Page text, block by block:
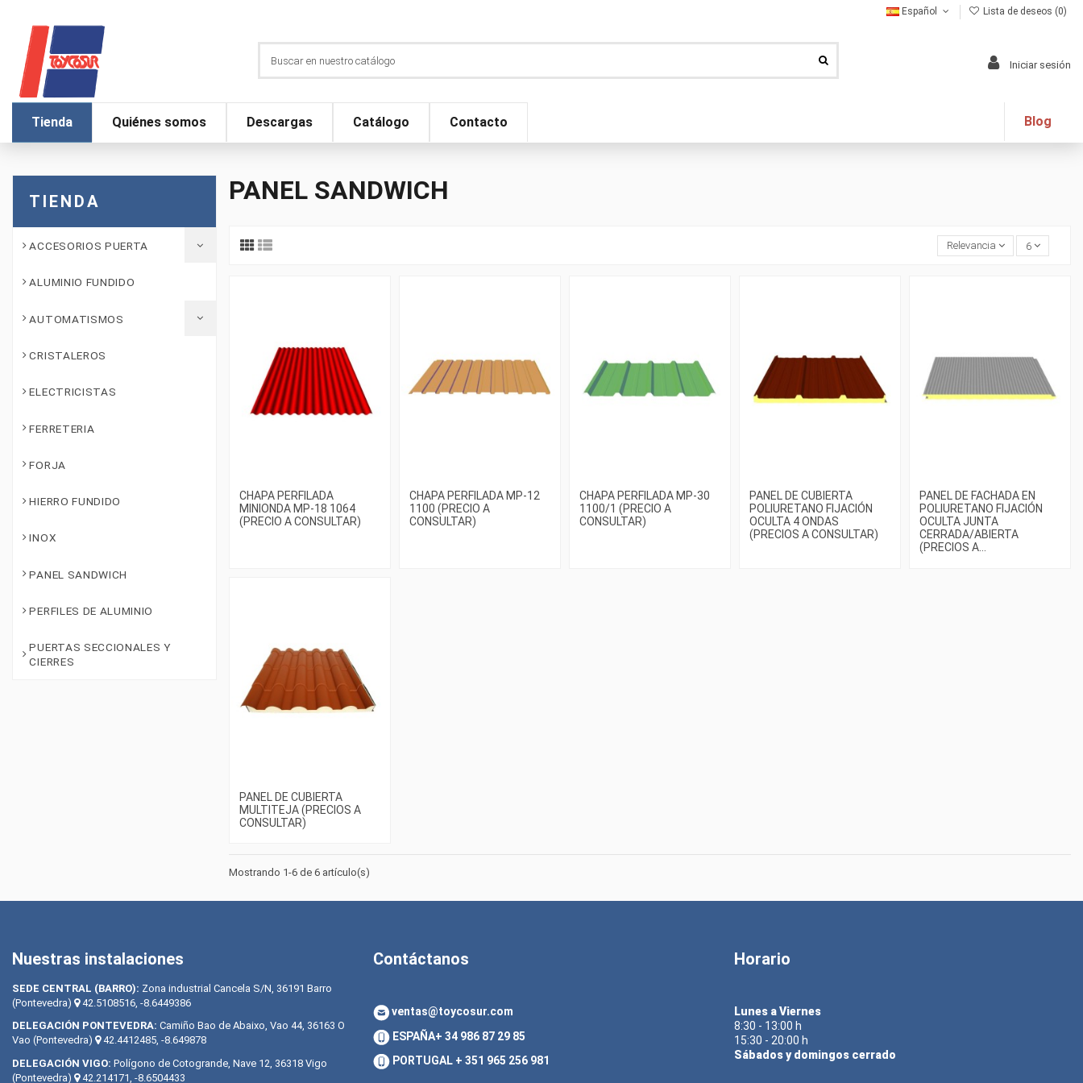
Español Lista de deseos (0)
Iniciar sesión
Tienda Quiénes somos Descargas Catálogo Contacto Blog
PANEL SANDWICH
Relevancia 6
CHAPA PERFILADA
MINIONDA MP-18 1064
(PRECIO A CONSULTAR)
CHAPA PERFILADA MP-12
1100 (PRECIO A
CONSULTAR)
CHAPA PERFILADA MP-30
1100/1 (PRECIO A
CONSULTAR)
PANEL DE CUBIERTA
POLIURETANO FIJACIÓN
OCULTA 4 ONDAS
(PRECIOS A CONSULTAR)
PANEL DE FACHADA EN
POLIURETANO FIJACIÓN
OCULTA JUNTA
CERRADA/ABIERTA
(PRECIOS A...
PANEL DE CUBIERTA
MULTITEJA (PRECIOS A
CONSULTAR)
Mostrando 1-6 de 6 artículo(s)
TIENDA
ACCESORIOS PUERTA
ALUMINIO FUNDIDO
AUTOMATISMOS
CRISTALEROS
ELECTRICISTAS
FERRETERIA
FORJA
HIERRO FUNDIDO
INOX
PANEL SANDWICH
PERFILES DE ALUMINIO
PUERTAS SECCIONALES Y
CIERRES
Nuestras instalaciones
SEDE CENTRAL (BARRO): Zona industrial Cancela S/N, 36191 Barro
(Pontevedra)
42.5108516, -8.6449386
DELEGACIÓN PONTEVEDRA: Camiño Bao de Abaixo, Vao 44, 36163 O
Vao (Pontevedra)
42.4412485, -8.649878
DELEGACIÓN VIGO: Polígono de Cotogrande, Nave 12, 36318 Vigo
(Pontevedra)
42.214171, -8.6504433
Contáctanos
ventas@toycosur.com
ESPAÑA+ 34 986 87 29 85
PORTUGAL + 351 965 256 981
Horario
Lunes a Viernes
8:30 - 13:00 h
15:30 - 20:00 h
Sábados y domingos cerrado